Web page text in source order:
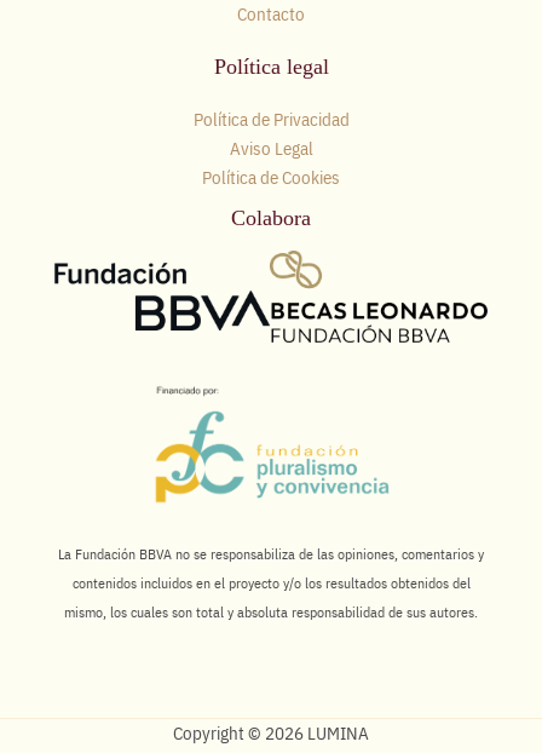
Contacto
Política legal
Política de Privacidad
Aviso Legal
Política de Cookies
Colabora
La Fundación BBVA no se responsabiliza de las opiniones, comentarios y
contenidos incluidos en el proyecto y/o los resultados obtenidos del
mismo, los cuales son total y absoluta responsabilidad de sus autores.
Copyright © 2026 LUMINA